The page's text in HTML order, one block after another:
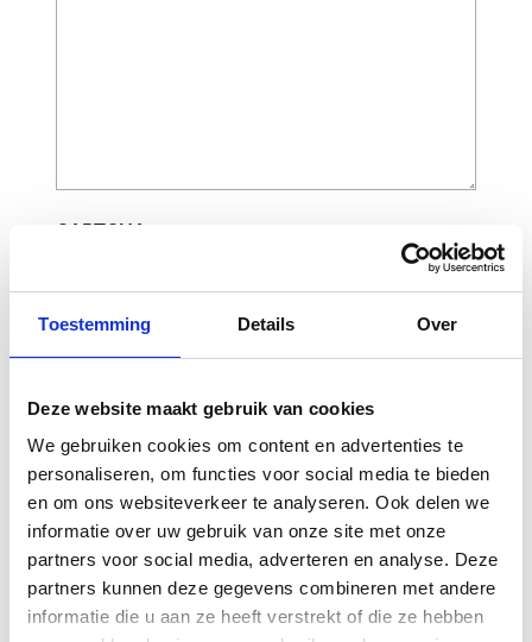
Toestemming Details Over
Deze website maakt gebruik van cookies
We gebruiken cookies om content en advertenties te
personaliseren, om functies voor social media te bieden
en om ons websiteverkeer te analyseren. Ook delen we
informatie over uw gebruik van onze site met onze
partners voor social media, adverteren en analyse. Deze
partners kunnen deze gegevens combineren met andere
informatie die u aan ze heeft verstrekt of die ze hebben
CAPTCHA
Gerelateerde
producten